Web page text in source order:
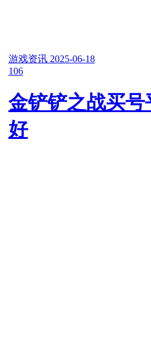
游戏资讯 2025-06-18
106
金铲铲之战买
好